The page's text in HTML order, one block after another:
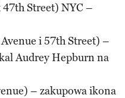
47th Street) NYC –
i 57th Street) –
Audrey Hepburn na
– zakupowa ikona